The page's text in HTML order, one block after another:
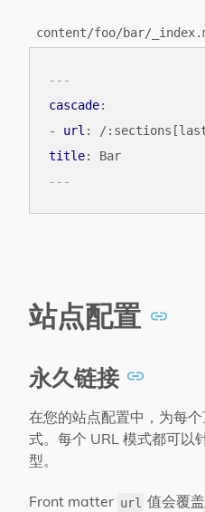
content/foo/bar/
---
cascade:
- url :
/
title:
Bar
---
站点配置
永久链接
在您的站点配置中，为每
式。每个 URL 模式都可以
型。
Front matter url 值会覆